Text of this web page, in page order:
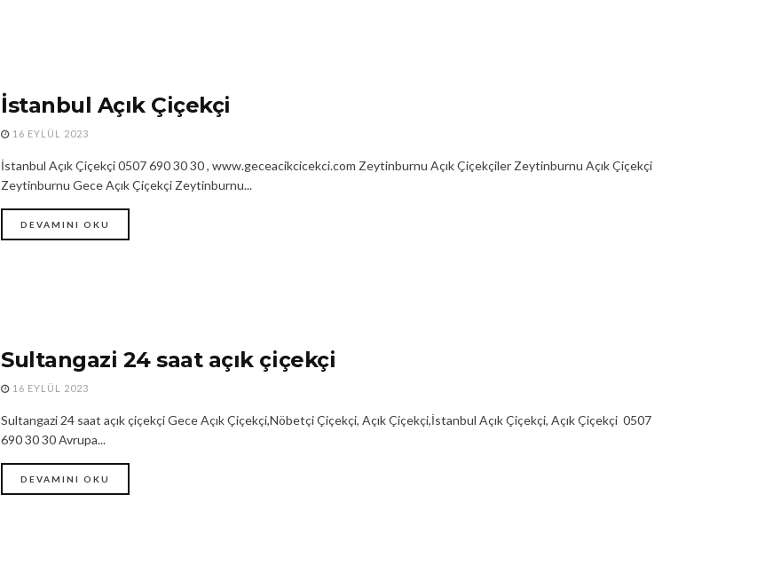
İstanbul Açık Çiçekçi
16 EYLÜL 2023
İstanbul Açık Çiçekçi 0507 690 30 30 , www.geceacikcicekci.com Zeytinburnu Açık Çiçekçiler Zeytinburnu Açık Çiçekçi
Zeytinburnu Gece Açık Çiçekçi Zeytinburnu...
DEVAMINI OKU
Sultangazi 24 saat açık çiçekçi
16 EYLÜL 2023
Sultangazi 24 saat açık çiçekçi Gece Açık Çiçekçi,Nöbetçi Çiçekçi, Açık Çiçekçi,İstanbul Açık Çiçekçi, Açık Çiçekçi 0507
690 30 30 Avrupa...
DEVAMINI OKU